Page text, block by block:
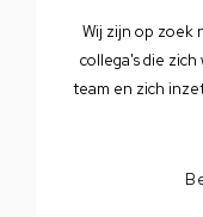
Wij zijn op zoek
collega's die
team en zich